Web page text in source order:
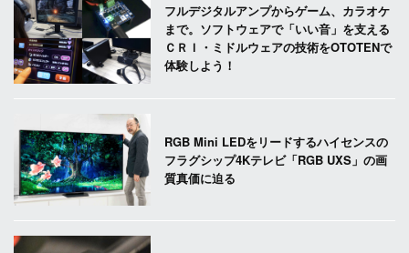
フルデジタルアンプからゲーム、カラオケ
まで。ソフトウェアで「いい音」を支える
ＣＲＩ・ミドルウェアの技術をOTOTENで
体験しよう！
RGB Mini LEDをリードするハイセンスの
フラグシップ4Kテレビ「RGB UXS」の画
質真価に迫る